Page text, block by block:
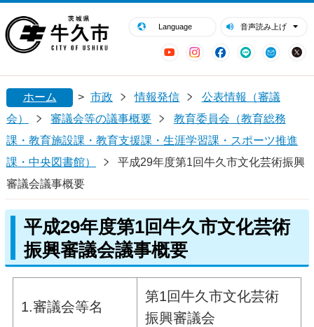
Language 音声読み上げ
YouTubeInstagram
Facebook
LINE Mail
閉じる
ホーム > 市政 情報発信
公表情報（審議
会）
審議会等の議事概要
教育委員会（教育総務
課・教育施設課・教育支援課・生涯学習課・スポーツ推進
課・中央図書館）
平成29年度第1回牛久市文化芸術振興
審議会議事概要
平成29年度第1回牛久市文化芸術
振興審議会議事概要
1.審議会等名
第1回牛久市文化芸術
振興審議会